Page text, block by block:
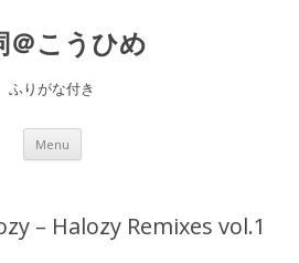
＠こうひめ
ふりがな付き
Menu Skip to content
– Halozy Remixes vol.1